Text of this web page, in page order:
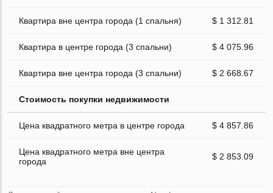
Квартира вне центра города (1 спальня) $ 1 312.81
Квартира в центре города (3 спальни) $ 4 075.96
Квартира вне центра города (3 спальни) $ 2 668.67
Стоимость покупки недвижимости
Цена квадратного метра в центре города $ 4 857.86
Цена квадратного метра вне центра
города
$ 2 853.09